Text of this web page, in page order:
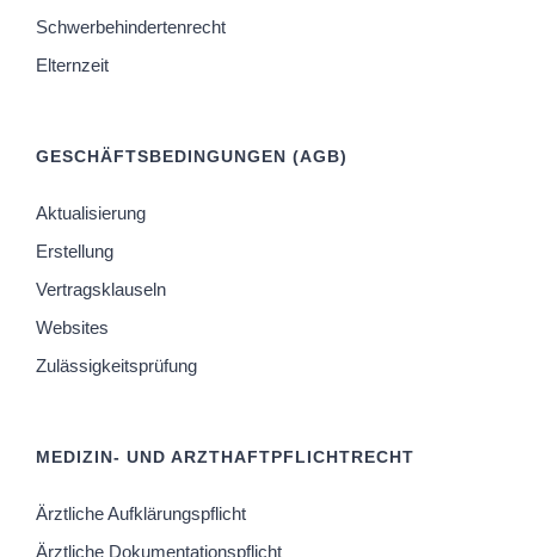
Schwerbehindertenrecht
Elternzeit
GESCHÄFTSBEDINGUNGEN (AGB)
Aktualisierung
Erstellung
Vertragsklauseln
Websites
Zulässigkeitsprüfung
MEDIZIN- UND ARZTHAFTPFLICHTRECHT
Ärztliche Aufklärungspflicht
Ärztliche Dokumentationspflicht